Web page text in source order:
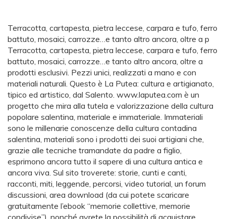
Terracotta, cartapesta, pietra leccese, carpara e tufo, ferro
battuto, mosaici, carrozze…e tanto altro ancora, oltre a p
Terracotta, cartapesta, pietra leccese, carpara e tufo, ferro
battuto, mosaici, carrozze…e tanto altro ancora, oltre a
prodotti esclusivi. Pezzi unici, realizzati a mano e con
materiali naturali. Questo è La Putea: cultura e artigianato,
tipico ed artistico, dal Salento. www.laputea.com è un
progetto che mira alla tutela e valorizzazione della cultura
popolare salentina, materiale e immateriale. Immateriali
sono le millenarie conoscenze della cultura contadina
salentina, materiali sono i prodotti dei suoi artigiani che,
grazie alle tecniche tramandate da padre a figlio,
esprimono ancora tutto il sapere di una cultura antica e
ancora viva. Sul sito troverete: storie, cunti e canti,
racconti, miti, leggende, percorsi, video tutorial, un forum
discussioni, area download (da cui potete scaricare
gratuitamente l’ebook “memorie collettive, memorie